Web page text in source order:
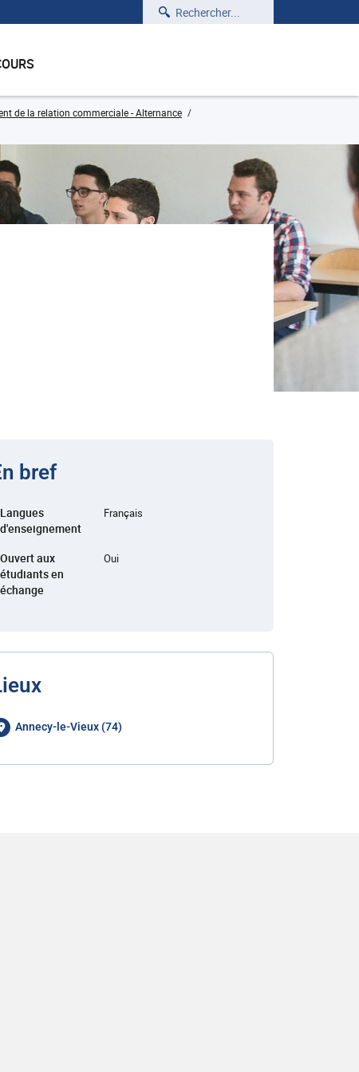
Rechercher
de la relation commerciale - Alternance
bref
Langues
d'enseignement
Français
Ouvert aux
étudiants en
échange
Oui
Annecy-le-Vieux (74)